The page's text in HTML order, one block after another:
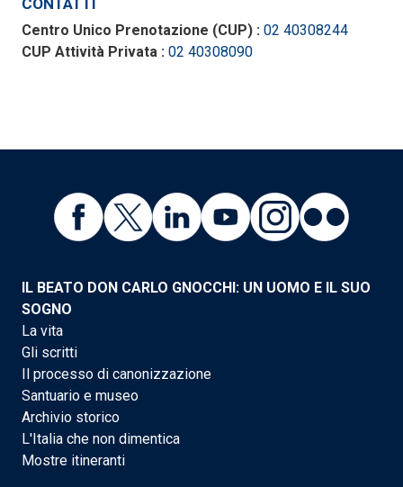
CONTATTI
Centro Unico Prenotazione (CUP) : 02 40308244
CUP Attività Privata : 02 40308090
IL BEATO DON CARLO GNOCCHI: UN UOMO E IL SUO
SOGNO
La vita
Gli scritti
Il processo di canonizzazione
Santuario e museo
Archivio storico
L'Italia che non dimentica
Mostre itineranti